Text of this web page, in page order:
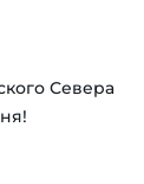
Севера